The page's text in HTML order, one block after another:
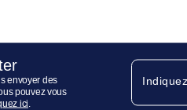
envoyer des
pouvez vous
ici